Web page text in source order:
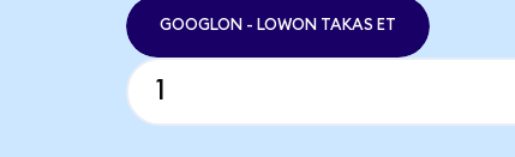
GOOGLON - LOWON TAKAS ET